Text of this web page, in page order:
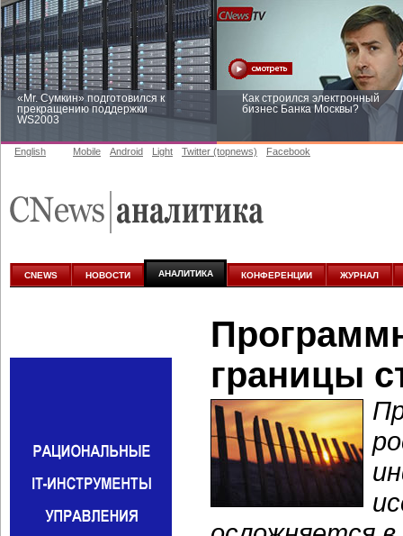
«Mr. Сумкин» подготовился к
прекращению поддержки
WS2003
Как строился электронный
бизнес Банка Москвы?
аналитике
English Mobile Android Light Twitter (topnews) Facebook
CNEWS НОВОСТИ АНАЛИТИКА КОНФЕРЕНЦИИ ЖУРНАЛ
границы